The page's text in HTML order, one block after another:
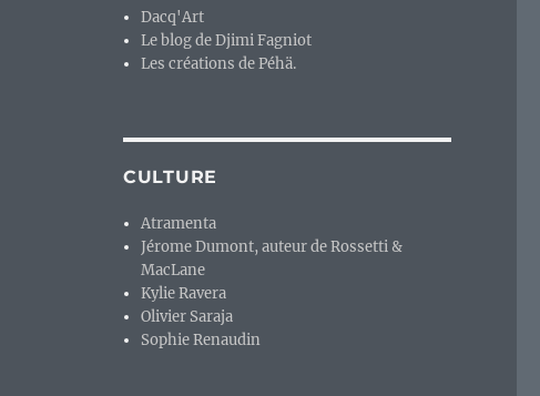
Dacq'Art
Le blog de Djimi Fagniot
Les créations de Péhä.
CULTURE
Atramenta
Jérome Dumont, auteur de Rossetti &
MacLane
Kylie Ravera
Olivier Saraja
Sophie Renaudin